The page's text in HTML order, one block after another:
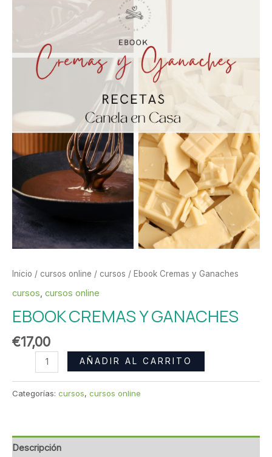
Inicio / cursos online / cursos / Ebook Cremas y Ganaches
cursos, cursos online
EBOOK CREMAS Y GANACHES
€17,00
AÑADIR AL CARRITO
Categorías: cursos, cursos online
Descripción